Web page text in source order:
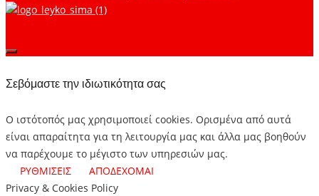
Σεβόμαστε την ιδιωτικότητα σας
Ο ιστότοπός μας χρησιμοποιεί cookies. Ορισμένα από αυτά
είναι απαραίτητα για τη λειτουργία μας και άλλα μας βοηθούν
να παρέχουμε το μέγιστο των υπηρεσιών μας.
ΡΥΘΜΙΣΕΙΣ
ΑΠΟΔΕΧΟΜΑΙ
Privacy & Cookies Policy